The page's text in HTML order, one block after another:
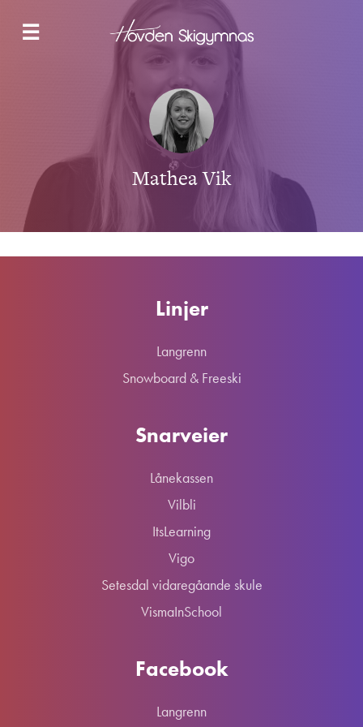
NYHETER
LANGRENN
SNOWBOARD & FREESKI
SKOLETILBUDET
HYBELBYGG
OM OSS
KONTAKT
SØK NÅ
☰
Mathea Vik
Linjer
Langrenn
Snowboard & Freeski
Snarveier
Lånekassen
Vilbli
ItsLearning
Vigo
Setesdal vidaregåande skule
VismaInSchool
Facebook
Langrenn